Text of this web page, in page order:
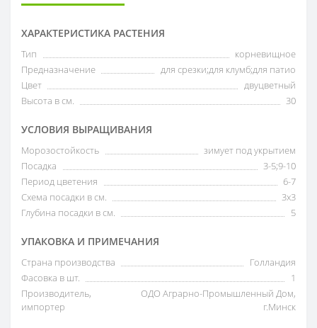
ХАРАКТЕРИСТИКА РАСТЕНИЯ
Тип
корневищное
Предназначение
для срезки;для клумб;для патио
Цвет
двуцветный
Высота в см.
30
УСЛОВИЯ ВЫРАЩИВАНИЯ
Морозостойкость
зимует под укрытием
Посадка
3-5;9-10
Период цветения
6-7
Схема посадки в см.
3х3
Глубина посадки в см.
5
УПАКОВКА И ПРИМЕЧАНИЯ
Страна производства
Голландия
Фасовка в шт.
1
Производитель,
импортер
ОДО Аграрно-Промышленный Дом,
г.Минск